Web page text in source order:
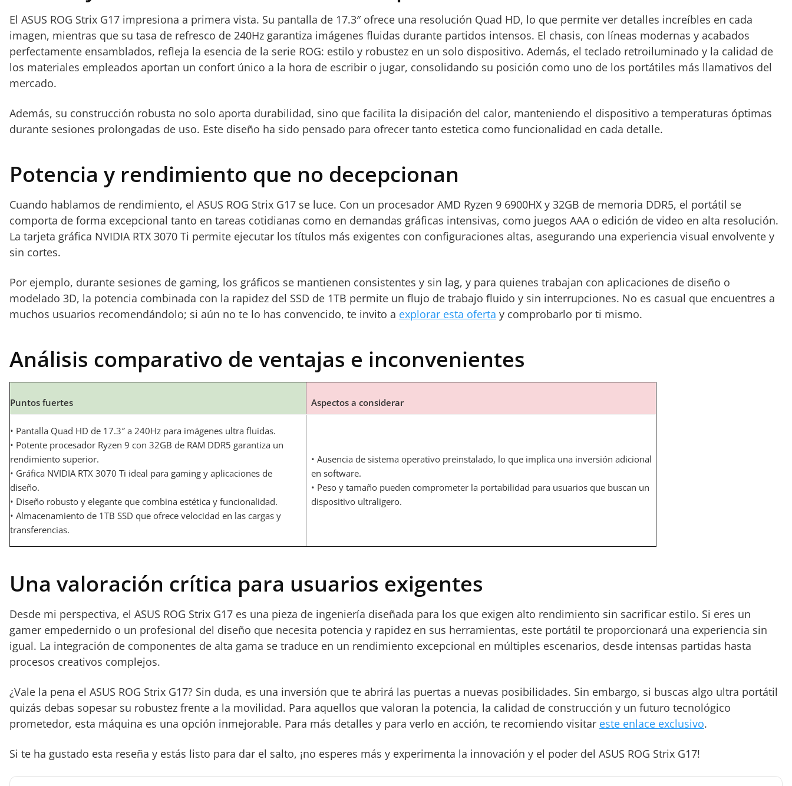
El ASUS ROG Strix G17 impresiona a primera vista. Su pantalla de 17.3″ ofrece una resolución Quad HD, lo que permite ver detalles increíbles en cada
imagen, mientras que su tasa de refresco de 240Hz garantiza imágenes fluidas durante partidos intensos. El chasis, con líneas modernas y acabados
perfectamente ensamblados, refleja la esencia de la serie ROG: estilo y robustez en un solo dispositivo. Además, el teclado retroiluminado y la calidad de
los materiales empleados aportan un confort único a la hora de escribir o jugar, consolidando su posición como uno de los portátiles más llamativos del
mercado.
Además, su construcción robusta no solo aporta durabilidad, sino que facilita la disipación del calor, manteniendo el dispositivo a temperaturas óptimas
durante sesiones prolongadas de uso. Este diseño ha sido pensado para ofrecer tanto estetica como funcionalidad en cada detalle.
Potencia y rendimiento que no decepcionan
Cuando hablamos de rendimiento, el ASUS ROG Strix G17 se luce. Con un procesador AMD Ryzen 9 6900HX y 32GB de memoria DDR5, el portátil se
comporta de forma excepcional tanto en tareas cotidianas como en demandas gráficas intensivas, como juegos AAA o edición de video en alta resolución.
La tarjeta gráfica NVIDIA RTX 3070 Ti permite ejecutar los títulos más exigentes con configuraciones altas, asegurando una experiencia visual envolvente y
sin cortes.
Por ejemplo, durante sesiones de gaming, los gráficos se mantienen consistentes y sin lag, y para quienes trabajan con aplicaciones de diseño o
modelado 3D, la potencia combinada con la rapidez del SSD de 1TB permite un flujo de trabajo fluido y sin interrupciones. No es casual que encuentres a
muchos usuarios recomendándolo; si aún no te lo has convencido, te invito a explorar esta oferta y comprobarlo por ti mismo.
Análisis comparativo de ventajas e inconvenientes
Puntos fuertes Aspectos a considerar
• Pantalla Quad HD de 17.3″ a 240Hz para imágenes ultra fluidas.
• Potente procesador Ryzen 9 con 32GB de RAM DDR5 garantiza un
rendimiento superior.
• Gráfica NVIDIA RTX 3070 Ti ideal para gaming y aplicaciones de
diseño.
• Diseño robusto y elegante que combina estética y funcionalidad.
• Almacenamiento de 1TB SSD que ofrece velocidad en las cargas y
transferencias.
• Ausencia de sistema operativo preinstalado, lo que implica una inversión adicional
en software.
• Peso y tamaño pueden comprometer la portabilidad para usuarios que buscan un
dispositivo ultraligero.
Una valoración crítica para usuarios exigentes
Desde mi perspectiva, el ASUS ROG Strix G17 es una pieza de ingeniería diseñada para los que exigen alto rendimiento sin sacrificar estilo. Si eres un
gamer empedernido o un profesional del diseño que necesita potencia y rapidez en sus herramientas, este portátil te proporcionará una experiencia sin
igual. La integración de componentes de alta gama se traduce en un rendimiento excepcional en múltiples escenarios, desde intensas partidas hasta
procesos creativos complejos.
¿Vale la pena el ASUS ROG Strix G17? Sin duda, es una inversión que te abrirá las puertas a nuevas posibilidades. Sin embargo, si buscas algo ultra portátil
quizás debas sopesar su robustez frente a la movilidad. Para aquellos que valoran la potencia, la calidad de construcción y un futuro tecnológico
prometedor, esta máquina es una opción inmejorable. Para más detalles y para verlo en acción, te recomiendo visitar este enlace exclusivo.
Si te ha gustado esta reseña y estás listo para dar el salto, ¡no esperes más y experimenta la innovación y el poder del ASUS ROG Strix G17!